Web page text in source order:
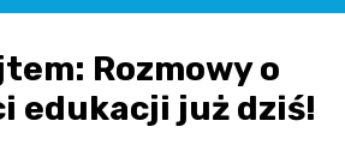
Rozmowy o
edukacji już dziś!